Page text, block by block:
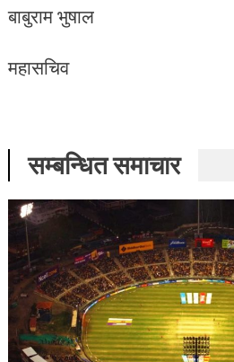
बाबुराम भुषाल
महासचिव
सम्बन्धित समाचार